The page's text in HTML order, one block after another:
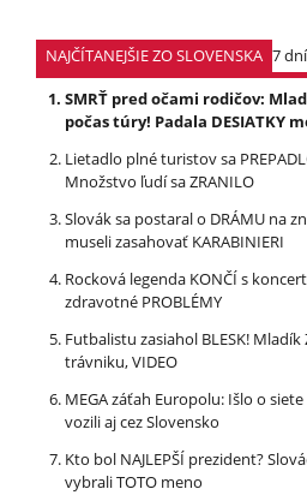
NAJČÍTANEJŠIE ZO SLOVENSKA 7 dní
SMRŤ pred očami rodičov:
počas túry! Padala DESIATKY
Lietadlo plné turistov sa
Množstvo ľudí sa ZRANILO
Slovák sa postaral o DRÁMU na
museli zasahovať KARABINIERI
Rocková legenda KONČÍ s
zdravotné PROBLÉMY
Futbalistu zasiahol BLESK!
trávniku, VIDEO
MEGA záťah Europolu: Išlo o
vozili aj cez Slovensko
Kto bol NAJLEPŠÍ prezident?
vybrali TOTO meno